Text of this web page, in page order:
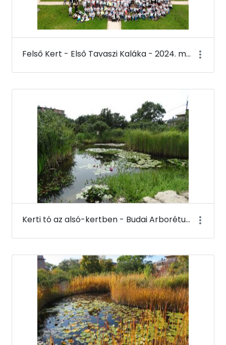
Felső Kert - Első Tavaszi Kaláka - 2024. március 22.
Kerti tó az alsó-kertben - Budai Arborétum